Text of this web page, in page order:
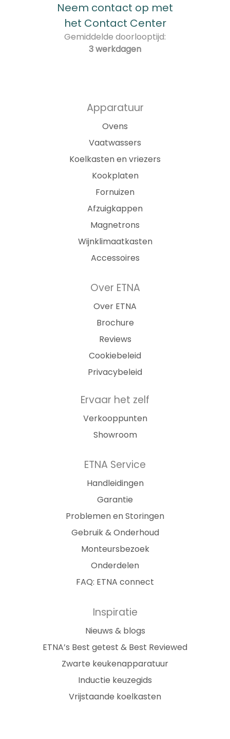
Neem contact op met
het Contact Center
Gemiddelde doorlooptijd:
3 werkdagen
Apparatuur
Ovens
Vaatwassers
Koelkasten en vriezers
Kookplaten
Fornuizen
Afzuigkappen
Magnetrons
Wijnklimaatkasten
Accessoires
Over ETNA
Over ETNA
Brochure
Reviews
Cookiebeleid
Privacybeleid
Ervaar het zelf
Verkooppunten
Showroom
ETNA Service
Handleidingen
Garantie
Problemen en Storingen
Gebruik & Onderhoud
Monteursbezoek
Onderdelen
FAQ: ETNA connect
Inspiratie
Nieuws & blogs
ETNA’s Best getest & Best Reviewed
Zwarte keukenapparatuur
Inductie keuzegids
Vrijstaande koelkasten